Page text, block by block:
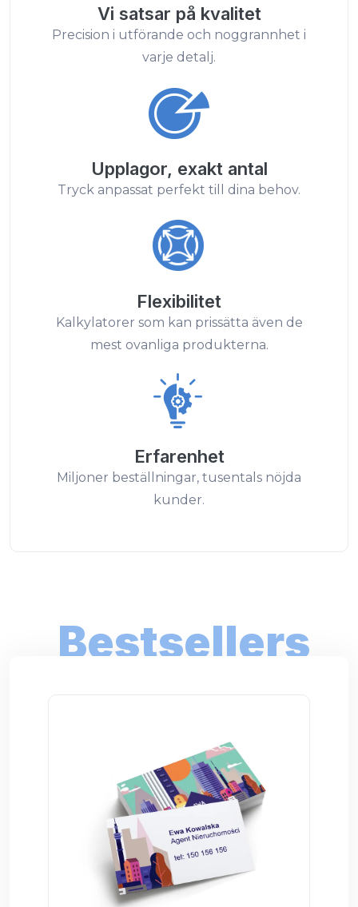
Vi satsar på kvalitet
Precision i utförande och noggrannhet i
varje detalj.
Upplagor, exakt antal
Tryck anpassat perfekt till dina behov.
Flexibilitet
Kalkylatorer som kan prissätta även de
mest ovanliga produkterna.
Erfarenhet
Miljoner beställningar, tusentals nöjda
kunder.
Bestsellers